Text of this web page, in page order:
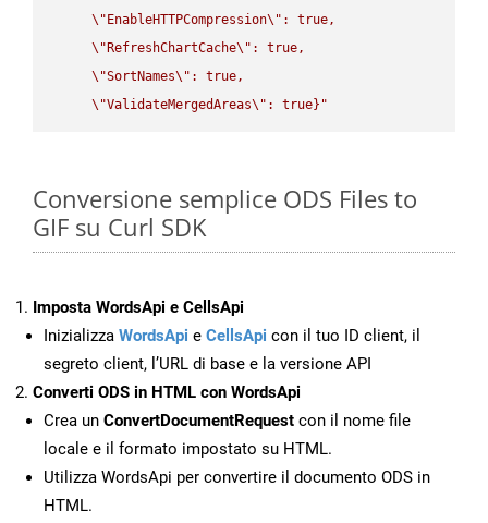
\" EnableHTTPCompression\" : true,
\" RefreshChartCache\" : true,
\"SortNames\" : true,
\"ValidateMergedAreas\" : true}"
Conversione semplice ODS Files to
GIF su Curl SDK
Imposta WordsApi e CellsApi
Inizializza WordsApi e CellsApi con il tuo ID client, il
segreto client, l’URL di base e la versione API
Converti ODS in HTML con WordsApi
Crea un ConvertDocumentRequest con il nome file
locale e il formato impostato su HTML.
Utilizza WordsApi per convertire il documento ODS in
HTML.